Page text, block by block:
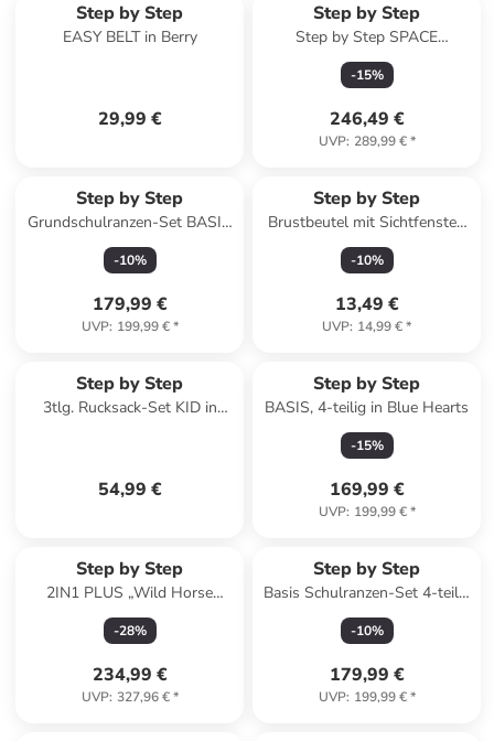
Step by Step
EASY BELT in Berry
29,99 €
Step by Step
Step by Step SPACE
Schulranzen-Set "Pegasus
Emily", 5-teilig
-15%
246,49 €
UVP: 289,99 €*
Step by Step
Grundschulranzen-Set BASIS
"Pink Bubbles" 4-teilig in Pink
-10%
179,99 €
UVP: 199,99 €*
Step by Step
Brustbeutel mit Sichtfenster,
Kleingeldfach in Mermaid
Bella
-10%
13,49 €
UVP: 14,99 €*
Step by Step
3tlg. Rucksack-Set KID in
54,99 €
Step by Step
BASIS, 4-teilig in Blue Hearts
-15%
169,99 €
UVP: 199,99 €*
Step by Step
2IN1 PLUS „Wild Horse
Ronja“, 9-teilig, blau in Wild
Horse Ronja
-28%
234,99 €
UVP: 327,96 €*
Step by Step
Basis Schulranzen-Set 4-teilig
in Set „Blue Lines
-10%
179,99 €
UVP: 199,99 €*